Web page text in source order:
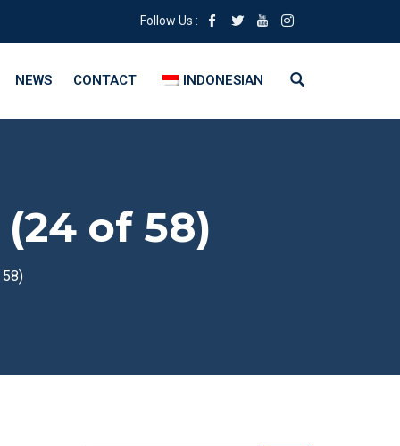
Follow Us :
NEWS CONTACT INDONESIAN
of 58)
58)